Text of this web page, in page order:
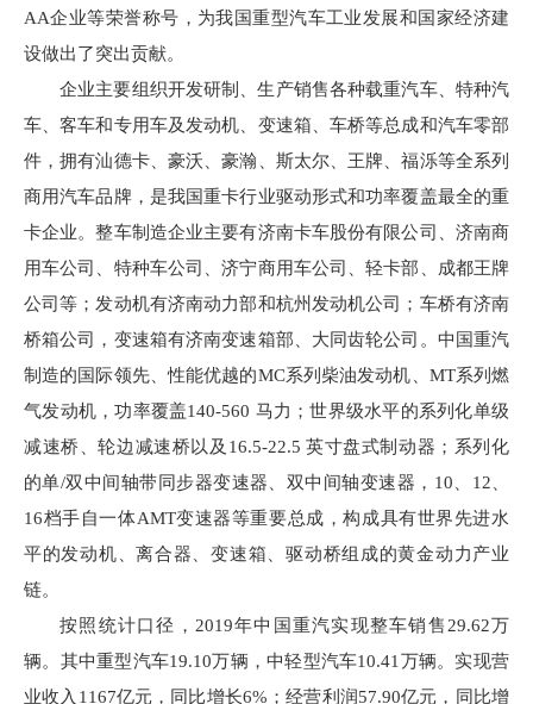
AA企业等荣誉称号，为我国重型汽车工业发展和国家经济建
设做出了突出贡献。
企业主要组织开发研制、生产销售各种载重汽车、特种汽
车、客车和专用车及发动机、变速箱、车桥等总成和汽车零部
件，拥有汕德卡、豪沃、豪瀚、斯太尔、王牌、福泺等全系列
商用汽车品牌，是我国重卡行业驱动形式和功率覆盖最全的重
卡企业。整车制造企业主要有济南卡车股份有限公司、济南商
用车公司、特种车公司、济宁商用车公司、轻卡部、成都王牌
公司等；发动机有济南动力部和杭州发动机公司；车桥有济南
桥箱公司，变速箱有济南变速箱部、大同齿轮公司。中国重汽
制造的国际领先、性能优越的MC系列柴油发动机、MT系列燃
气发动机，功率覆盖140-560 马力；世界级水平的系列化单级
减速桥、轮边减速桥以及16.5-22.5 英寸盘式制动器；系列化
的单/双中间轴带同步器变速器、双中间轴变速器，10、12、
16档手自一体AMT变速器等重要总成，构成具有世界先进水
平的发动机、离合器、变速箱、驱动桥组成的黄金动力产业
链。
按照统计口径，2019年中国重汽实现整车销售29.62万
辆。其中重型汽车19.10万辆，中轻型汽车10.41万辆。实现营
业收入1167亿元，同比增长6%；经营利润57.90亿元，同比增